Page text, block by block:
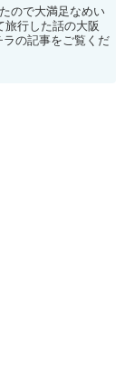
ので大満足なめい
旅行した話の大阪
の記事をご覧くだ